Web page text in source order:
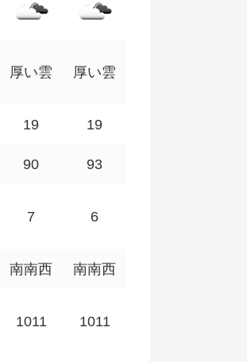
厚い雲 厚い雲
19 19
90 93
7 6
南南西 南南西
1011 1011